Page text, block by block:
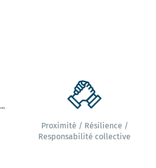
Proximité / Résilience /
Responsabilité collective